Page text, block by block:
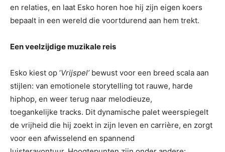
en relaties, en laat Esko horen hoe hij zijn eigen koers
bepaalt in een wereld die voortdurend aan hem trekt.
Een veelzijdige muzikale reis
Esko kiest op ‘Vrijspel’bewust voor een breed scala aan
stijlen: van emotionele storytelling tot rauwe, harde
hiphop, en weer terug naar melodieuze,
toegankelijke tracks. Dit dynamische palet weerspiegelt
de vrijheid die hij zoekt in zijn leven en carrière, en zorgt
voor een afwisselend en spannend